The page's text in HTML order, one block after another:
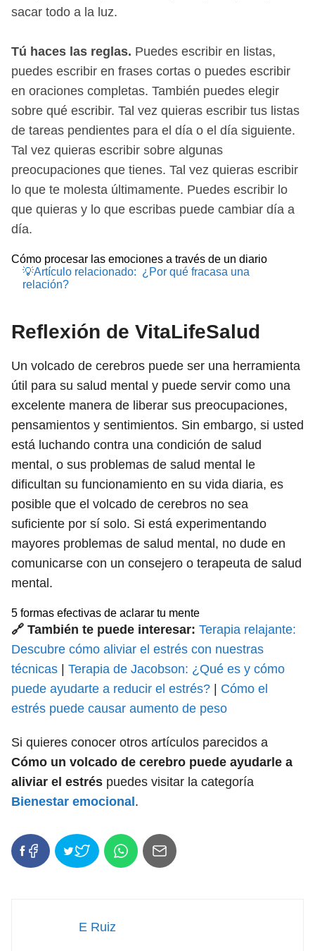
sacar todo a la luz.
Tú haces las reglas. Puedes escribir en listas,
puedes escribir en frases cortas o puedes escribir
en oraciones completas. También puedes elegir
sobre qué escribir. Tal vez quieras escribir tus listas
de tareas pendientes para el día o el día siguiente.
Tal vez quieras escribir sobre algunas
preocupaciones que tienes. Tal vez quieras escribir
lo que te molesta últimamente. Puedes escribir lo
que quieras y lo que escribas puede cambiar día a
día.
Cómo procesar las emociones a través de un diario
💡Artículo relacionado: ¿Por qué fracasa una
relación?
Reflexión de VitaLifeSalud
Un volcado de cerebros puede ser una herramienta
útil para su salud mental y puede servir como una
excelente manera de liberar sus preocupaciones,
pensamientos y sentimientos. Sin embargo, si usted
está luchando contra una condición de salud
mental, o sus problemas de salud mental le
dificultan su funcionamiento en su vida diaria, es
posible que el volcado de cerebros no sea
suficiente por sí solo. Si está experimentando
mayores problemas de salud mental, no dude en
comunicarse con un consejero o terapeuta de salud
mental.
5 formas efectivas de aclarar tu mente
🔗 También te puede interesar: Terapia relajante:
Descubre cómo aliviar el estrés con nuestras
técnicas
Terapia de Jacobson: ¿Qué es y cómo
puede ayudarte a reducir el estrés?
Cómo el
estrés puede causar aumento de peso
Si quieres conocer otros artículos parecidos a
Cómo un volcado de cerebro puede ayudarle a
aliviar el estrés puedes visitar la categoría
Bienestar emocional .
E Ruiz